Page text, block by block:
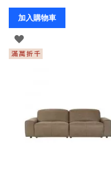
加入購物車
登
入